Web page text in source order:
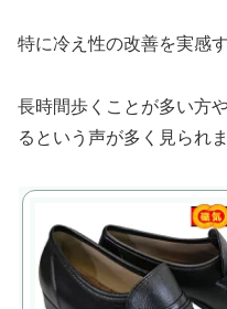
特に冷え性の改善を実感
長時間歩くことが多い方
るという声が多く見られま